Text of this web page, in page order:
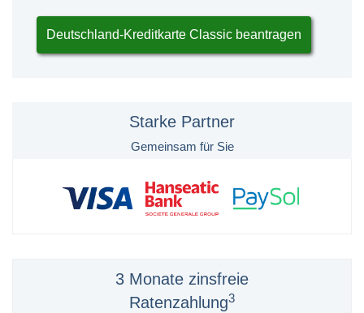
Deutschland-Kreditkarte Classic beantragen
Starke Partner
Gemeinsam für Sie
3 Monate zinsfreie
Ratenzahlung3